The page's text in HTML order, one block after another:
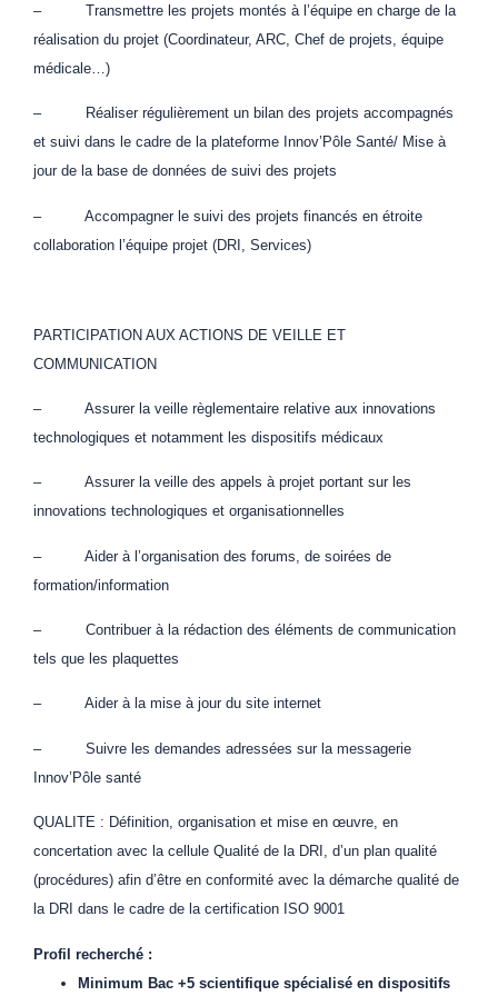
– Transmettre les projets montés à l’équipe en charge de la
réalisation du projet (Coordinateur, ARC, Chef de projets, équipe
médicale…)
– Réaliser régulièrement un bilan des projets accompagnés
et suivi dans le cadre de la plateforme Innov’Pôle Santé/ Mise à
jour de la base de données de suivi des projets
– Accompagner le suivi des projets financés en étroite
collaboration l’équipe projet (DRI, Services)
PARTICIPATION AUX ACTIONS DE VEILLE ET
COMMUNICATION
– Assurer la veille règlementaire relative aux innovations
technologiques et notamment les dispositifs médicaux
– Assurer la veille des appels à projet portant sur les
innovations technologiques et organisationnelles
– Aider à l’organisation des forums, de soirées de
formation/information
– Contribuer à la rédaction des éléments de communication
tels que les plaquettes
– Aider à la mise à jour du site internet
– Suivre les demandes adressées sur la messagerie
Innov’Pôle santé
QUALITE : Définition, organisation et mise en œuvre, en
concertation avec la cellule Qualité de la DRI, d’un plan qualité
(procédures) afin d’être en conformité avec la démarche qualité de
la DRI dans le cadre de la certification ISO 9001
Profil recherché :
Minimum Bac +5 scientifique spécialisé en dispositifs